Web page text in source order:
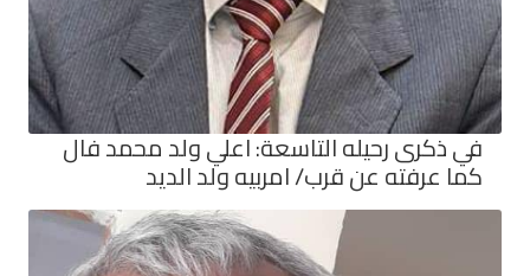
في ذكرى رحيله التاسعة: اعلي ولد محمد فال
كما عرفته عن قرب/ امربيه ولد الديد